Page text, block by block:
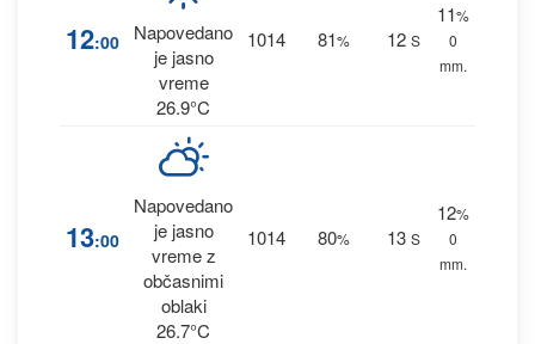
12:00
Napovedano
je jasno
vreme
26.9°C
1014 81% 12 S
11%
0
mm.
13:00
Napovedano
je jasno
vreme z
občasnimi
oblaki
26.7°C
1014 80% 13 S
12%
0
mm.